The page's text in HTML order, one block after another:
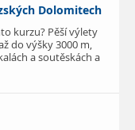
Dolomitech
kurzu? Pěší výlety
do výšky 3000 m,
a soutěskách a